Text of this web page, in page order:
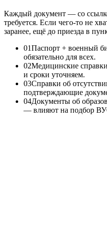
Каждый документ — со
требуется. Если чего-то не
заранее, ещё до приезда в
01Паспорт + военный
обязательно для всех.
02Медицинские
и сроки уточняем.
03Справки об
подтверждающие
04Документы об
— влияют на подбор